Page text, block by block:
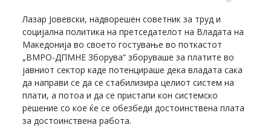
Лазар Јовевски, надворешен советник за труд и
социјална политика на претседателот на Владата на
Македонија во своето гостување во поткастот
„ВМРО-ДПМНЕ Зборува“ зборуваше за платите во
јавниот сектор каде потенцираше дека владата сака
да направи се да се стабилизира целиот систем на
плати, а потоа и да се пристапи кон системско
решение со кое ќе се обезбеди достоинствена плата
за достоинствена работа.